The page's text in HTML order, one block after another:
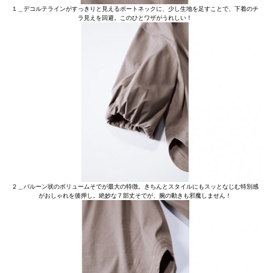
１＿デコルテラインがすっきりと見えるボートネックに、少し生地を足すことで、下着のチ
ラ見えを回避。このひとワザがうれしい！
２＿バルーン状のボリュームそでが最大の特徴。きちんとスタイルにもスッとなじむ特別感
がおしゃれを後押し。絶妙な７部丈そでが、腕の動きも邪魔しません！